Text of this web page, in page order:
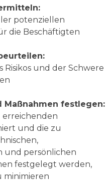
potenziellen
die Beschäftigten
Risikos und der Schwere
Maßnahmen festlegen:
erreichenden
und die zu
und persönlichen
festgelegt werden,
minimieren